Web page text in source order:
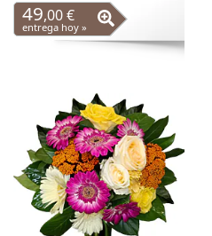
49,00 €
entrega hoy »